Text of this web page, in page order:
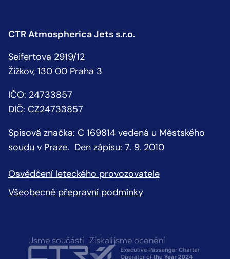
CTR Atmospherica Jets s.r.o.
Seifertova 2919/12
Žižkov, 130 00 Praha 3
IČO: 24733857
DIČ: CZ24733857
Spisová značka: C 169814 vedená u Městského
soudu v Praze. Den zápisu: 7. 9. 2010
Osvědčení leteckého provozovatele
Všeobecné přepravní podmínky
Jsme součástí Získali jsme ocenění